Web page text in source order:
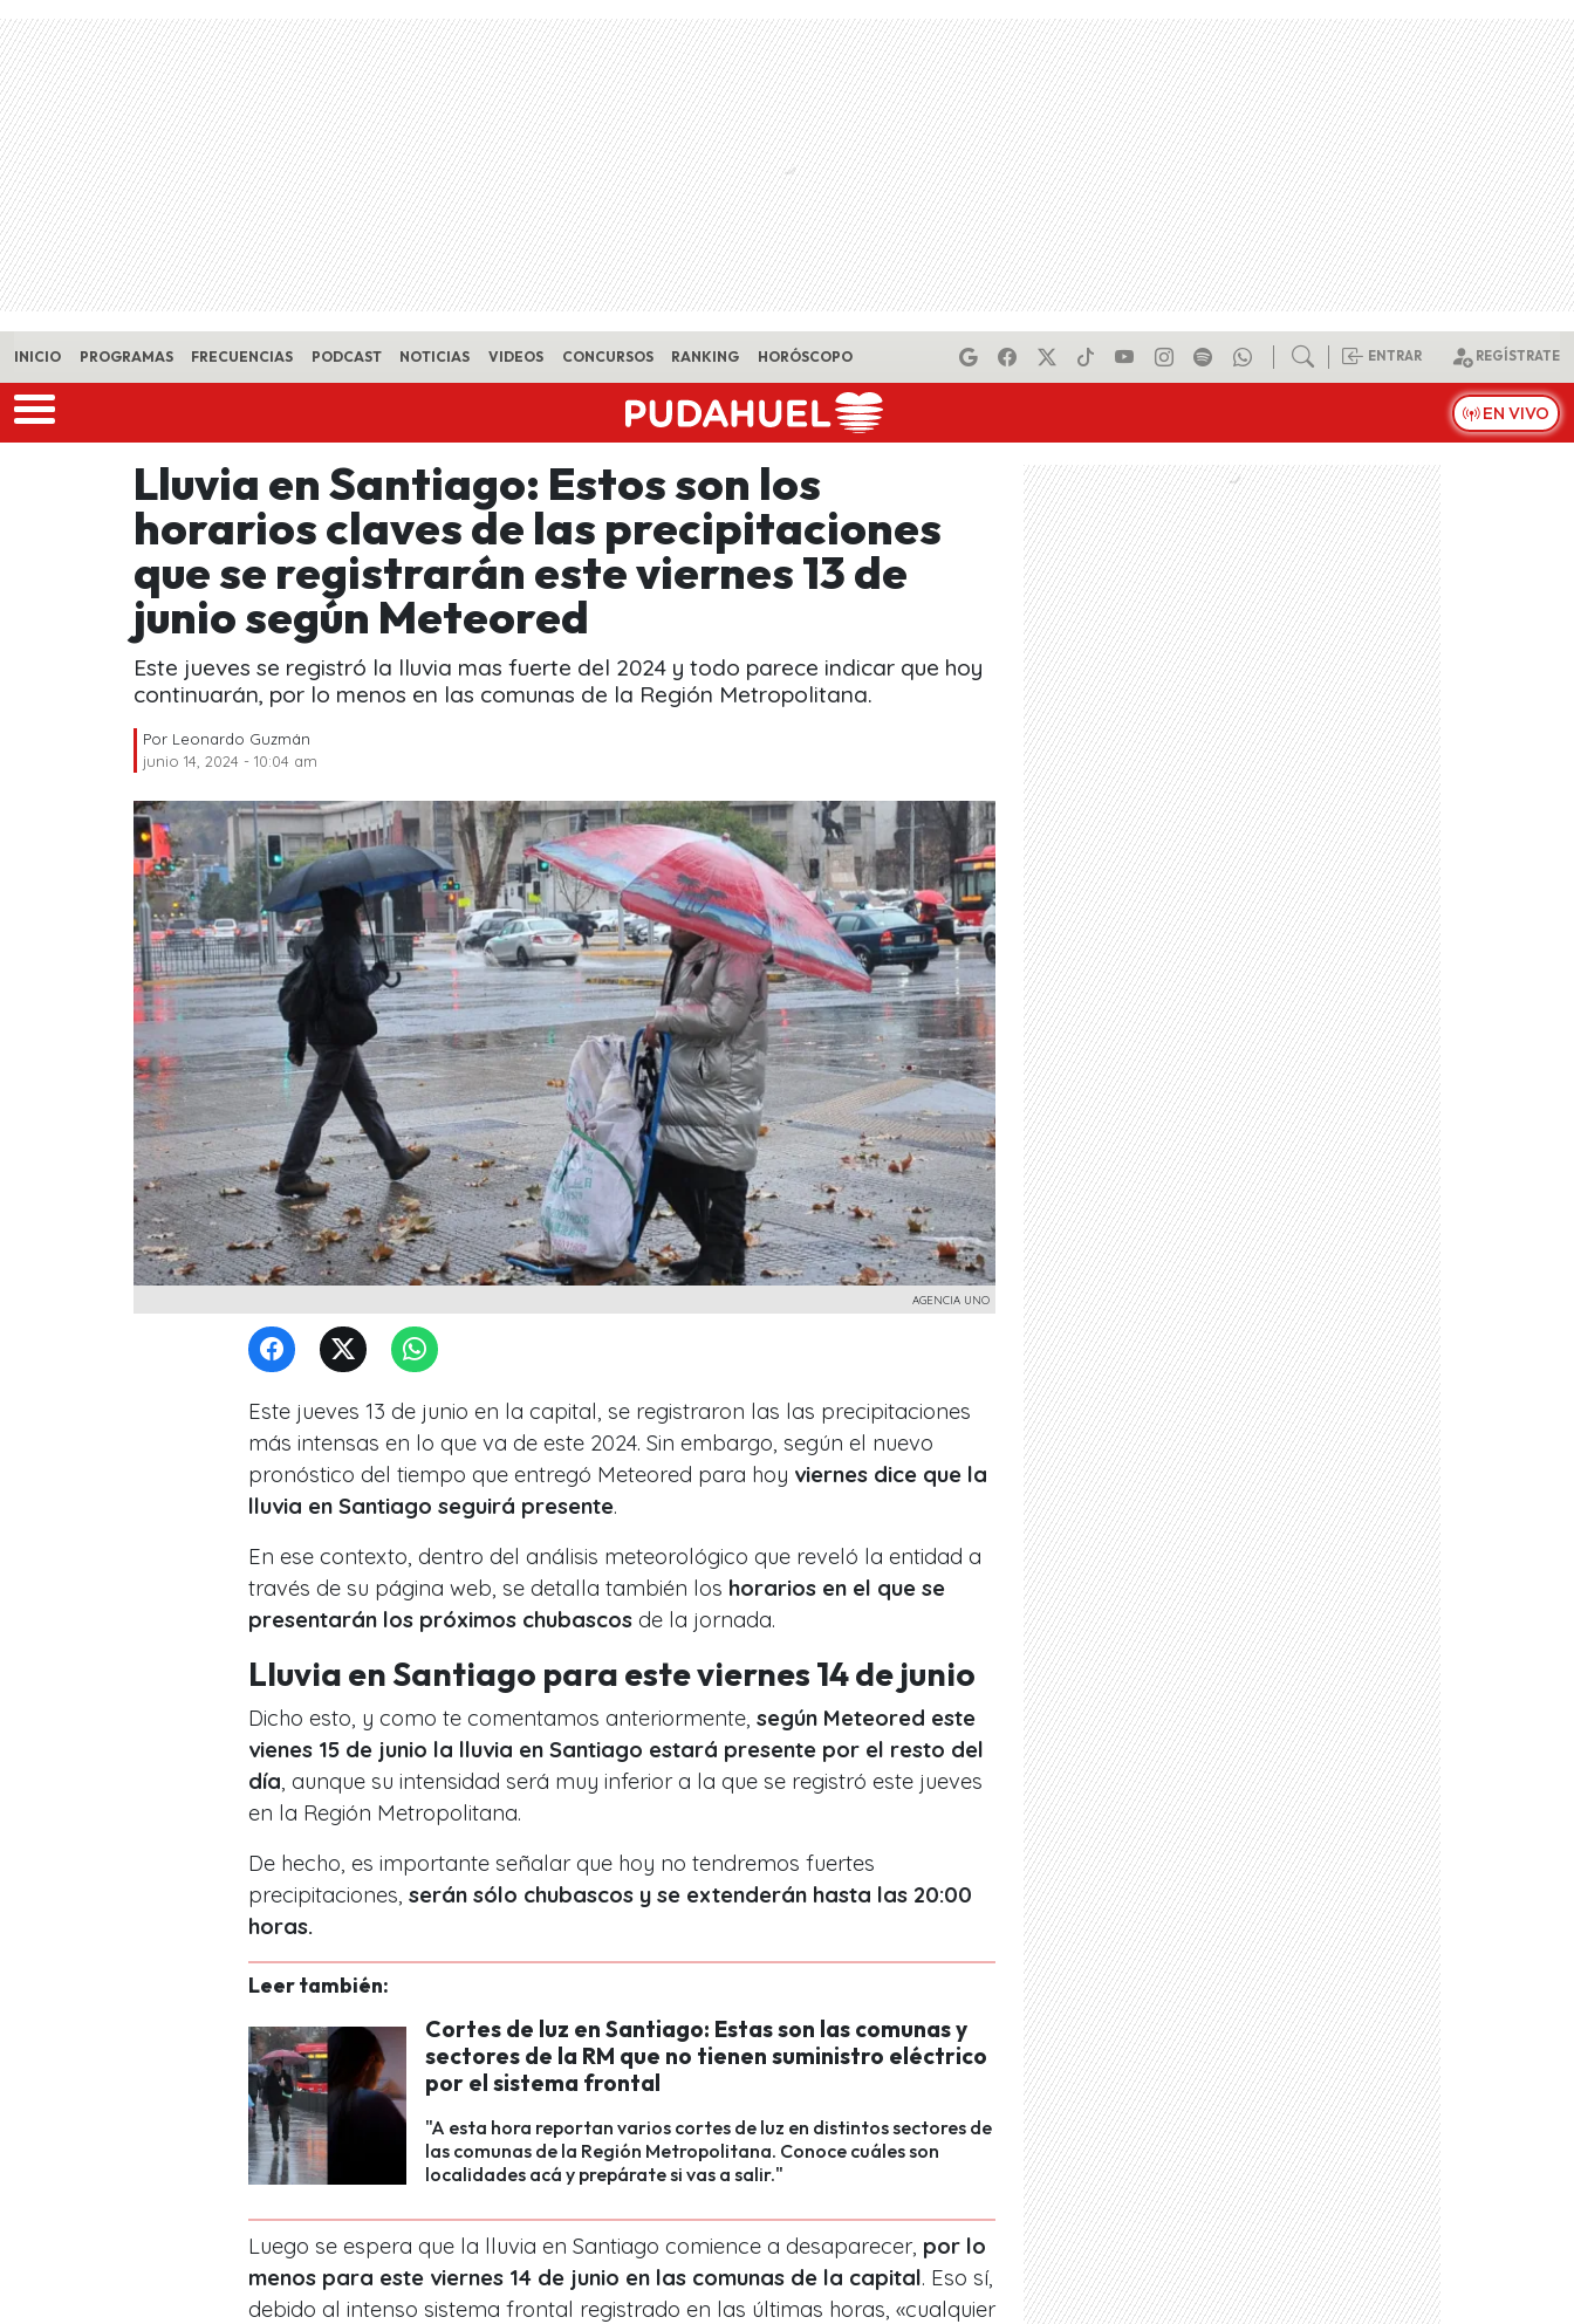
Skip to main content
INICIO PROGRAMAS FRECUENCIAS PODCAST NOTICIAS VIDEOS CONCURSOS RANKING HORÓSCOPO ENTRAR REGÍSTRATE
EN VIVO
Lluvia en Santiago: Estos son los
horarios claves de las precipitaciones
que se registrarán este viernes 13 de
junio según Meteored
Este jueves se registró la lluvia mas fuerte del 2024 y todo parece indicar que hoy
continuarán, por lo menos en las comunas de la Región Metropolitana.
Por Leonardo Guzmán
junio 14, 2024 - 10:04 am
AGENCIA UNO
Este jueves 13 de junio en la capital, se registraron las las precipitaciones
más intensas en lo que va de este 2024. Sin embargo, según el nuevo
pronóstico del tiempo que entregó Meteored para hoy viernes dice que la
lluvia en Santiago seguirá presente.
En ese contexto, dentro del análisis meteorológico que reveló la entidad a
través de su página web, se detalla también los horarios en el que se
presentarán los próximos chubascos de la jornada.
Lluvia en Santiago para este viernes 14 de junio
Dicho esto, y como te comentamos anteriormente, según Meteored este
vienes 15 de junio la lluvia en Santiago estará presente por el resto del
día , aunque su intensidad será muy inferior a la que se registró este jueves
en la Región Metropolitana.
De hecho, es importante señalar que hoy no tendremos fuertes
precipitaciones, serán sólo chubascos y se extenderán hasta las 20:00
horas.
Leer también:
Cortes de luz en Santiago: Estas son las comunas y
sectores de la RM que no tienen suministro eléctrico
por el sistema frontal
"A esta hora reportan varios cortes de luz en distintos sectores de
las comunas de la Región Metropolitana. Conoce cuáles son
localidades acá y prepárate si vas a salir."
Luego se espera que la lluvia en Santiago comience a desaparecer, por lo
menos para este viernes 14 de junio en las comunas de la capital. Eso sí,
debido al intenso sistema frontal registrado en las últimas horas, «cualquier